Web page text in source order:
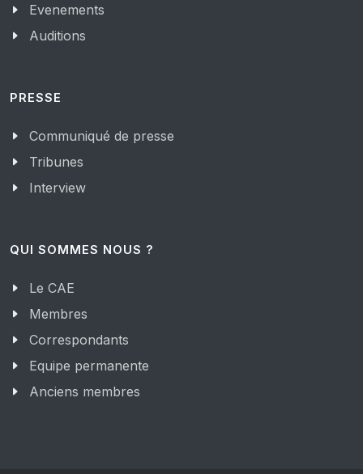
Evenements
Auditions
PRESSE
Communiqué de presse
Tribunes
Interview
QUI SOMMES NOUS ?
Le CAE
Membres
Correspondants
Equipe permanente
Anciens membres